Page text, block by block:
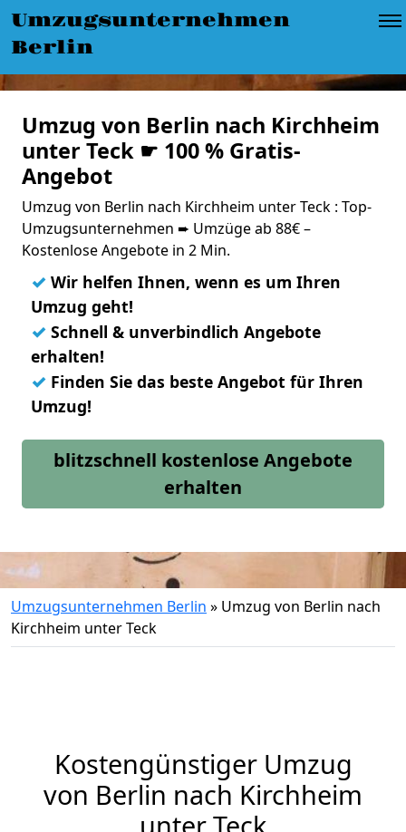
Umzugsunternehmen
Berlin
Umzug von Berlin nach Kirchheim
unter Teck ☛ 100 % Gratis-
Angebot
Umzug von Berlin nach Kirchheim unter Teck : Top-
Umzugsunternehmen ➨ Umzüge ab 88€ –
Kostenlose Angebote in 2 Min.
✓ Wir helfen Ihnen, wenn es um Ihren
Umzug geht!
✓ Schnell & unverbindlich Angebote
erhalten!
✓ Finden Sie das beste Angebot für Ihren
Umzug!
blitzschnell kostenlose Angebote
erhalten
Umzugsunternehmen Berlin » Umzug von Berlin nach
Kirchheim unter Teck
Kostengünstiger Umzug
von Berlin nach Kirchheim